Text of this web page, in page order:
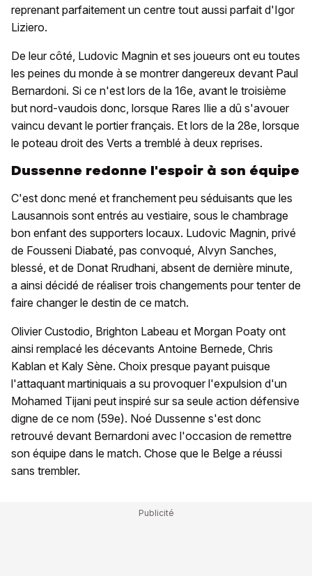
reprenant parfaitement un centre tout aussi parfait d'Igor
Liziero.
De leur côté, Ludovic Magnin et ses joueurs ont eu toutes
les peines du monde à se montrer dangereux devant Paul
Bernardoni. Si ce n'est lors de la 16e, avant le troisième
but nord-vaudois donc, lorsque Rares Ilie a dû s'avouer
vaincu devant le portier français. Et lors de la 28e, lorsque
le poteau droit des Verts a tremblé à deux reprises.
Dussenne redonne l'espoir à son équipe
C'est donc mené et franchement peu séduisants que les
Lausannois sont entrés au vestiaire, sous le chambrage
bon enfant des supporters locaux. Ludovic Magnin, privé
de Fousseni Diabaté, pas convoqué, Alvyn Sanches,
blessé, et de Donat Rrudhani, absent de dernière minute,
a ainsi décidé de réaliser trois changements pour tenter de
faire changer le destin de ce match.
Olivier Custodio, Brighton Labeau et Morgan Poaty ont
ainsi remplacé les décevants Antoine Bernede, Chris
Kablan et Kaly Sène. Choix presque payant puisque
l'attaquant martiniquais a su provoquer l'expulsion d'un
Mohamed Tijani peut inspiré sur sa seule action défensive
digne de ce nom (59e). Noé Dussenne s'est donc
retrouvé devant Bernardoni avec l'occasion de remettre
son équipe dans le match. Chose que le Belge a réussi
sans trembler.